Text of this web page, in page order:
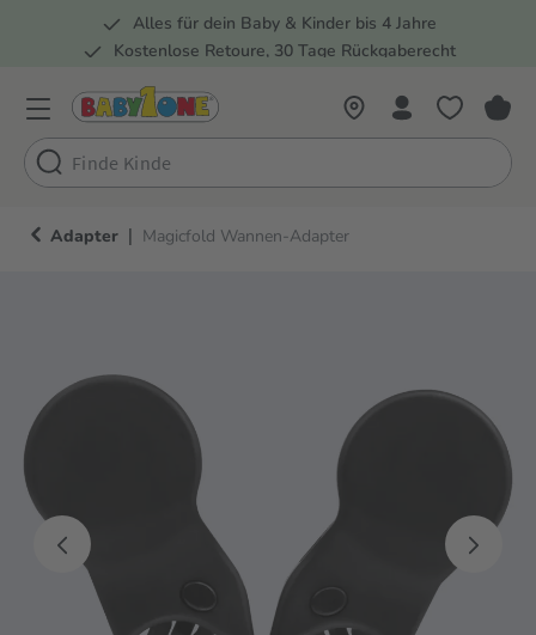
Zur Hauptnavigation springen
Alles für dein Baby & Kinder bis 4 Jahre
Kostenlose Retoure, 30 Tage Rückgaberecht
Adapter | Magicfold Wannen-Adapter